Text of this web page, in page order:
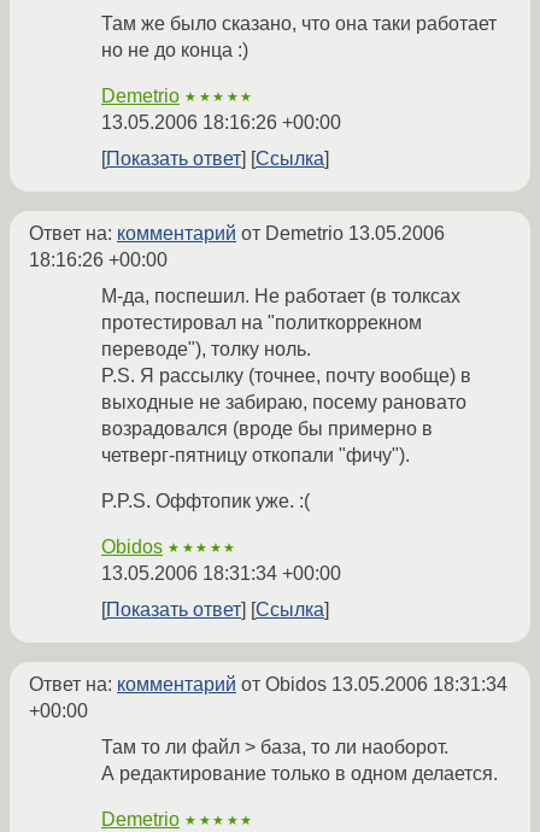
Там же было сказано, что она таки работает
но не до конца :)
Demetrio ★★★★★
13.05.2006 18:16:26 +00:00
Показать ответ
Ссылка
Ответ на: комментарий от Demetrio 13.05.2006
18:16:26 +00:00
М-да, поспешил. Не работает (в толксах
протестировал на "политкоррекном
переводе"), толку ноль.
P.S. Я рассылку (точнее, почту вообще) в
выходные не забираю, посему рановато
возрадовался (вроде бы примерно в
четверг-пятницу откопали "фичу").
P.P.S. Оффтопик уже. :(
Obidos ★★★★★
13.05.2006 18:31:34 +00:00
Показать ответ
Ссылка
Ответ на: комментарий от Obidos 13.05.2006 18:31:34
+00:00
Там то ли файл > база, то ли наоборот.
А редактирование только в одном делается.
Demetrio ★★★★★